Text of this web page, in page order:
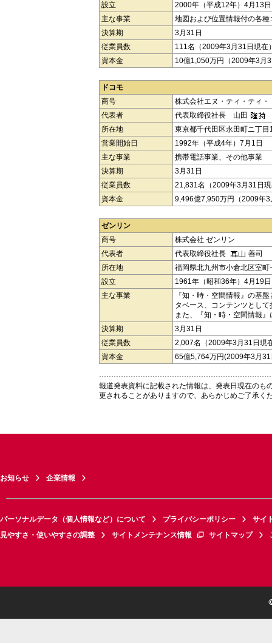
設立
2000年（平成12年）4月13日
主な事業
地図および位置情報付の各
決算期
3月31日
従業員数
111名（2009年3月31日現在
資本金
10億1,050万円（2009年3月
ドコモ
商号
株式会社エヌ・ティ・ティ・
代表者
代表取締役社長 山田
所在地
東京都千代田区永田町ニ丁
営業開始日
1992年（平成4年）7月1日
主な事業
携帯電話事業、その他事業
決算期
3月31日
従業員数
21,831名（2009年3月31日
資本金
9,496億7,950万円（2009年3
ゼンリン
商号
株式会社 ゼンリン
代表者
代表取締役社長
善司
所在地
福岡県北九州市小倉北区室町
設立
1961年（昭和36年）4月19日
主な事業
『知・時・空間情報』の基
タベース、コンテンツとして
また、『知・時・空間情報
決算期
3月31日
従業員数
2,007名（2009年3月31日現
資本金
65億5,764万円(2009年3月31
報道発表資料に記載された情報は、発表日現在のも
更されることがありますので、あらかじめご了承く
お知らせ 企業情報
パーソナルデータ（個人情報など）について プライバシーポリシー
サイ
見やすさ・使いやすさの調整
サイトメンテナンス情報 サイトマップ